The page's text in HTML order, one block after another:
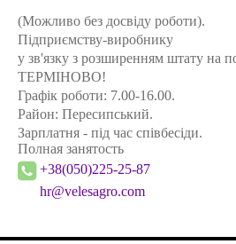
(Можливо без досвіду роботи).
Підприємству-виробнику
у зв'язку з розширенням штату на
ТЕРМІНОВО!
Графік роботи: 7.00-16.00.
Район: Пересипський.
Зарплатня - під час співбесіди.
Полная занятость
+38(050)225-25-87
hr@velesagro.com